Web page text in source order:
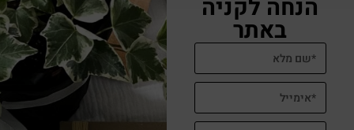
גלויה ישראלית בעיצוב נוסטלגי עם מחזיק מפתחות
₪